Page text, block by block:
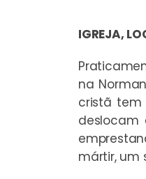
IGREJA,
na
cristã tem
deslocam
mártir, um